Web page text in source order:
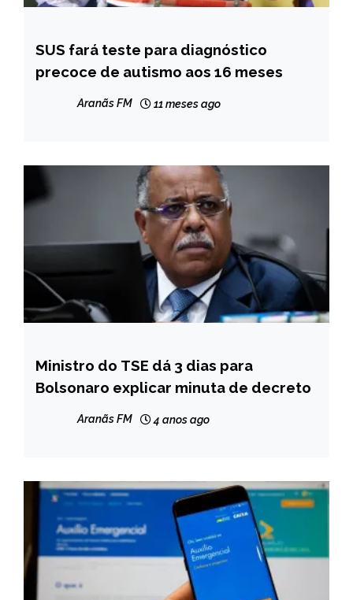
BRASIL
NOTÍCIAS
SUS fará teste para diagnóstico
precoce de autismo aos 16 meses
Aranãs FM 11 meses ago
BRASIL
NOTÍCIAS
Ministro do TSE dá 3 dias para
Bolsonaro explicar minuta de decreto
Aranãs FM 4 anos ago